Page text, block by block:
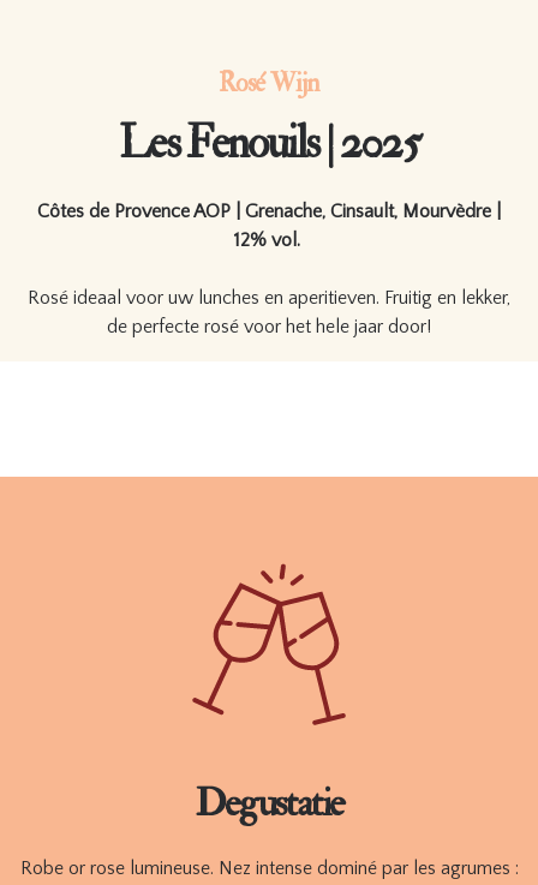
Rosé Wijn
Les Fenouils | 2025
Côtes de Provence AOP | Grenache, Cinsault, Mourvèdre |
12% vol.
Rosé ideaal voor uw lunches en aperitieven. Fruitig en lekker,
de perfecte rosé voor het hele jaar door!
Degustatie
Robe or rose lumineuse. Nez intense dominé par les agrumes :